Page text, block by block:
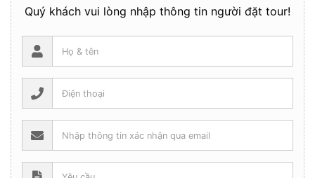
Quý khách vui lòng nhập thông tin người đặt tour!